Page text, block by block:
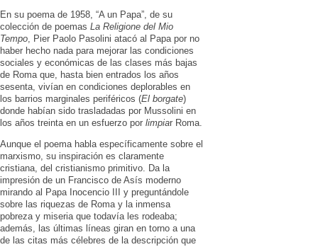
En su poema de 1958, “A un Papa”, de su
colección de poemas La Religione del Mio
Tempo, Pier Paolo Pasolini atacó al Papa por no
haber hecho nada para mejorar las condiciones
sociales y económicas de las clases más bajas
de Roma que, hasta bien entrados los años
sesenta, vivían en condiciones deplorables en
los barrios marginales periféricos (El borgate)
donde habían sido trasladadas por Mussolini en
los años treinta en un esfuerzo por limpiar Roma.
Aunque el poema habla específicamente sobre el
marxismo, su inspiración es claramente
cristiana, del cristianismo primitivo. Da la
impresión de un Francisco de Asís moderno
mirando al Papa Inocencio III y preguntándole
sobre las riquezas de Roma y la inmensa
pobreza y miseria que todavía les rodeaba;
además, las últimas líneas giran en torno a una
de las citas más célebres de la descripción que